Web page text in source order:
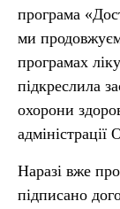
програма
ми
програмах
підкреслила
охорони
Наразі вже
підписано